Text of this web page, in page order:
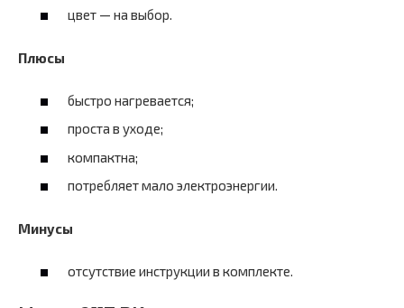
цвет — на выбор.
Плюсы
быстро нагревается;
проста в уходе;
компактна;
потребляет мало электроэнергии.
Минусы
отсутствие инструкции в комплекте.